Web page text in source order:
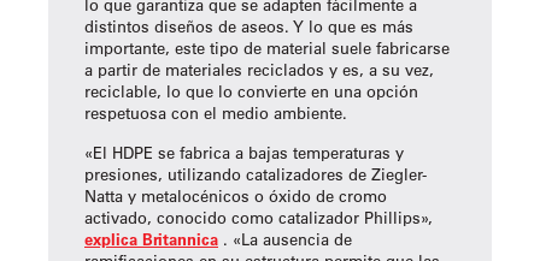
lo que garantiza que se adapten fácilmente a
distintos diseños de aseos. Y lo que es más
importante, este tipo de material suele fabricarse
a partir de materiales reciclados y es, a su vez,
reciclable, lo que lo convierte en una opción
respetuosa con el medio ambiente.
«El HDPE se fabrica a bajas temperaturas y
presiones, utilizando catalizadores de Ziegler-
Natta y metalocénicos o óxido de cromo
activado, conocido como catalizador Phillips»,
explica Britannica . «La ausencia de